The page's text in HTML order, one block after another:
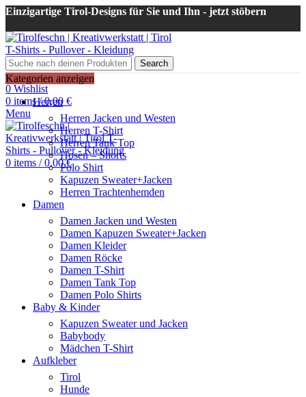
Einzigartige Tirol-Designs für Sie und Ihn - jetzt stöbern
Search
Login / Register
0 Wishlist
0 items / 0,00 €
Menu
0 items / 0,00€
Kategorien anzeigen
Herren
Herren Jacken und Westen
Herren T-Shirt
Herren Tank Top
Hosen – Shorts
Polo Shirt
Kapuzen Sweater+Jacken
Herren Trachtenhemden
Damen
Damen Jacken und Westen
Damen Kapuzen Sweater+Jacken
Damen Kleider
Damen Röcke
Damen T-Shirt
Damen Tank Top
Damen Polo Shirts
Baby & Kinder
Kapuzen Sweater und Jacken
Babybody
Mädchen T-Shirt
Aufkleber
Tirol
Hunde